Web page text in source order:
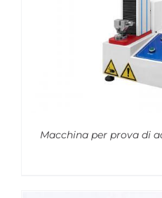
Macchina per prova di